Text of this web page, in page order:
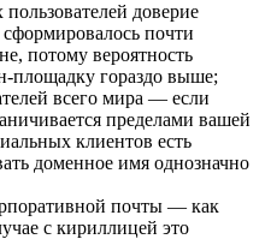
доверие
почти
потому вероятность
площадку гораздо выше;
всего мира — если
пределами вашей
клиентов есть
доменное имя однозначно
почты — как
с кириллицей это